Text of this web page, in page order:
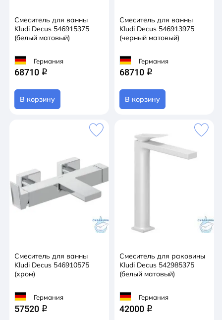
Смеситель для ванны
Kludi Decus 546915375
(белый матовый)
Германия
68710 q
В корзину
Смеситель для ванны
Kludi Decus 546913975
(черный матовый)
Германия
68710 q
В корзину
Смеситель для ванны
Kludi Decus 546910575
(хром)
Германия
57520 q
Смеситель для раковины
Kludi Decus 542985375
(белый матовый)
Германия
42000 q